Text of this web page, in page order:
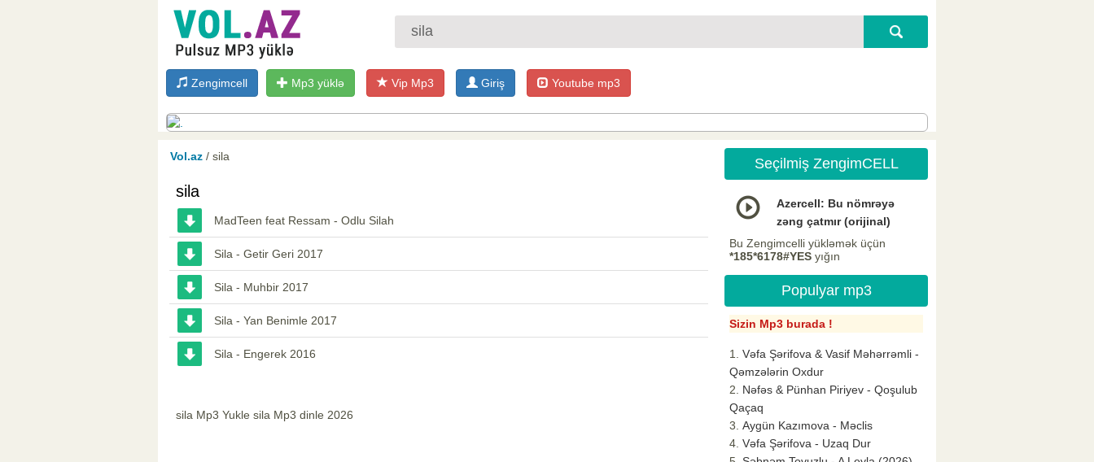
Zengimcell Mp3 yüklə Vip Mp3 Giriş Youtube mp3
Vol.az / sila
sila
MadTeen feat Ressam - Odlu Silah
Sila - Getir Geri 2017
Sila - Muhbir 2017
Sila - Yan Benimle 2017
Sila - Engerek 2016
sila Mp3 Yukle sila Mp3 dinle 2026
Seçilmiş ZengimCELL
Azercell: Bu nömrəyə
zəng çatmır (orijinal)
Bu Zengimcelli yükləmək üçün
*185*6178#YES yığın
Populyar mp3
Sizin Mp3 burada !
Vəfa Şərifova & Vasif Məhərrəmli -
Qəmzələrin Oxdur
Nəfəs & Pünhan Piriyev - Qoşulub
Qaçaq
Aygün Kazımova - Məclis
Vəfa Şərifova - Uzaq Dur